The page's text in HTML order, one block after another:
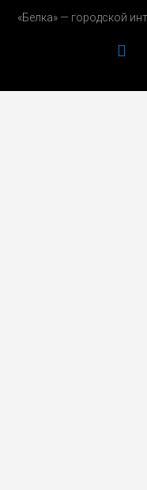
РЕКЛАМОДАТЕЛЯМ
«Белка» — городской